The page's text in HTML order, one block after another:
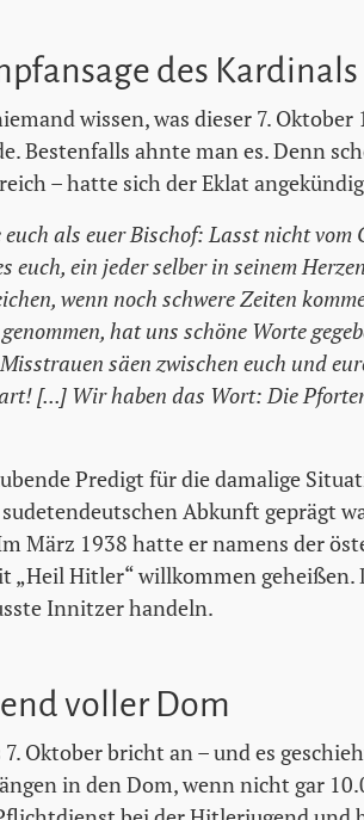
des Kardinals
wissen, was dieser 7.
Bestenfalls ahnte man es. Denn
– hatte sich der Eklat
euch als euer Bischof: Lasst nicht vom
euch, ein jeder selber in seinem
wenn noch schwere Zeiten
hat uns schöne Worte
säen zwischen euch und
[...] Wir haben das Wort: Die
Predigt für die damalige
Abkunft geprägt
März 1938 hatte er namens der
„Heil Hitler“ willkommen geheißen.
Innitzer handeln.
voller Dom
7. Oktober bricht an – und es
in den Dom, wenn nicht gar